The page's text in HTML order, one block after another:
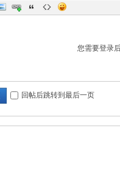
您需要登录
回帖后跳转到最后一页